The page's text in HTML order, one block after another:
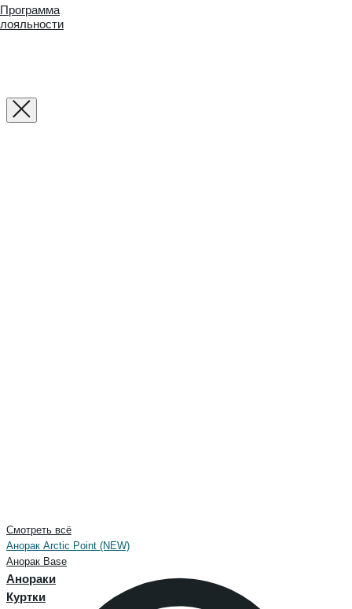
Программа
лояльности
Смотреть всё
Анорак Arctic Point (NEW)
Анорак Base
Анораки
Куртки